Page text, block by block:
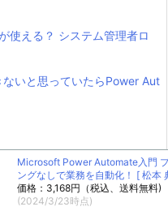
使える？ システム管理者ロ
いと思っていたらPower Aut
Microsoft Power Automate入門
ングなしで業務を自動化！ [ 松本
価格：3,168円（税込、送料無料)
(2024/3/23時点)